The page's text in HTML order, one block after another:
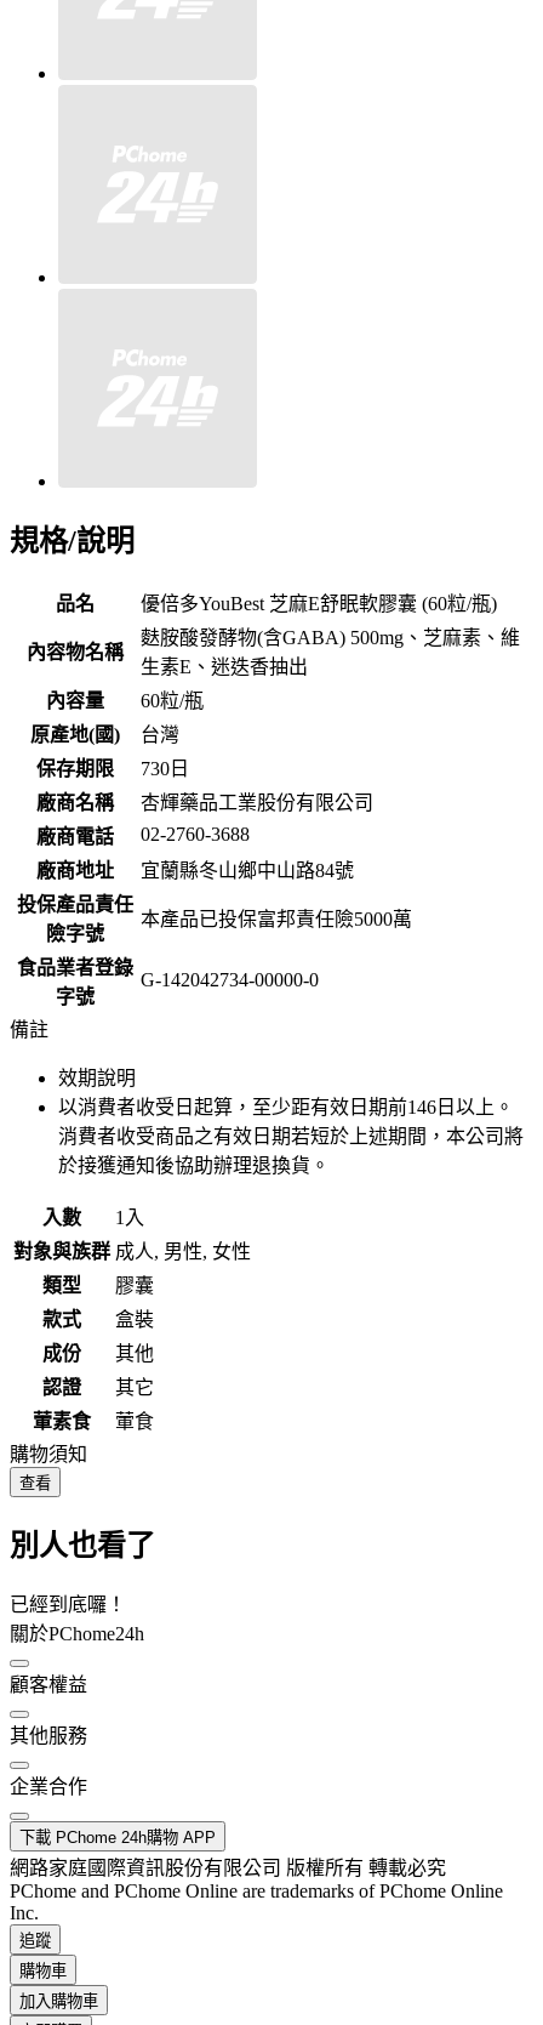
規格/說明
品名 優倍多YouBest 芝麻E舒眠軟膠囊 (60粒/瓶)
內容物名稱
麩胺酸發酵物(含GABA) 500mg、芝麻素、維
生素E、迷迭香抽出
內容量
60粒/瓶
原產地(國)
台灣
保存期限
730 日
廠商名稱
杏輝藥品工業股份有限公司
廠商電話
02-2760-3688
廠商地址
宜蘭縣冬山鄉中山路84號
投保產品責任
險字號
本產品已投保富邦責任險5000萬
食品業者登錄
字號
G-142042734-00000-0
備註
效期說明
以消費者收受日起算，至少距有效日期前146 日以上。
消費者收受商品之有效日期若短於上述期間，本公司將
於接獲通知後協助辦理退換貨。
入數
1入
對象與族群 成人, 男性, 女性
類型
膠囊
款式
盒裝
成份
其他
認證
其它
葷素食
葷食
購物須知
查看
別人也看了
已經到底囉！
關於PChome24h
顧客權益
其他服務
企業合作
下載 PChome 24h購物 APP
網路家庭國際資訊股份有限公司 版權所有 轉載必究
PChome and PChome Online are trademarks of PChome Online
Inc.
追蹤
購物車
加入購物車